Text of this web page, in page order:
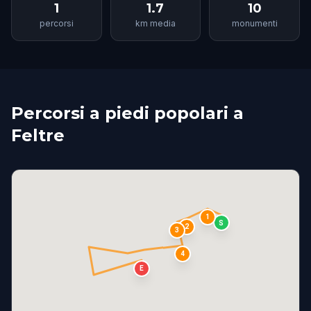
1
percorsi
1.7
km media
10
monumenti
Percorsi a piedi popolari a
Feltre
S
1
2
3
4
E